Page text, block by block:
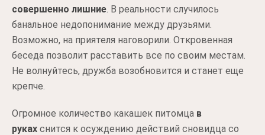
совершенно лишние. В реальности случилось
банальное недопонимание между друзьями.
Возможно, на приятеля наговорили. Откровенная
беседа позволит расставить все по своим местам.
Не волнуйтесь, дружба возобновится и станет еще
крепче.
Огромное количество какашек питомца в
руках снится к осуждению действий сновидца со